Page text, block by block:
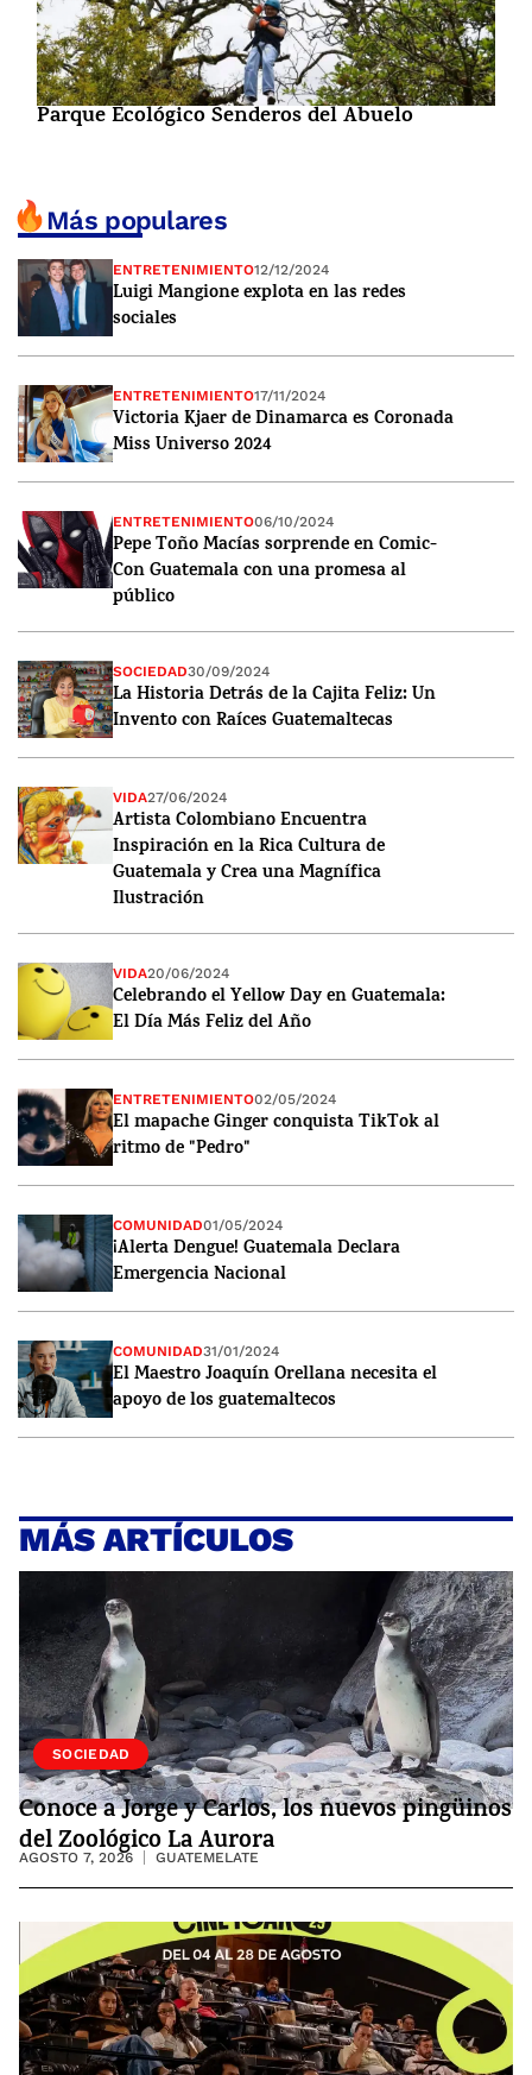
Parque Ecológico Senderos del Abuelo
Más populares
ENTRETENIMIENTO12/12/2024
Luigi Mangione explota en las redes
sociales
ENTRETENIMIENTO17/11/2024
Victoria Kjaer de Dinamarca es Coronada
Miss Universo 2024
ENTRETENIMIENTO06/10/2024
Pepe Toño Macías sorprende en Comic-
Con Guatemala con una promesa al
público
SOCIEDAD30/09/2024
La Historia Detrás de la Cajita Feliz: Un
Invento con Raíces Guatemaltecas
VIDA27/06/2024
Artista Colombiano Encuentra
Inspiración en la Rica Cultura de
Guatemala y Crea una Magnífica
Ilustración
VIDA20/06/2024
Celebrando el Yellow Day en Guatemala:
El Día Más Feliz del Año
ENTRETENIMIENTO02/05/2024
El mapache Ginger conquista TikTok al
ritmo de "Pedro"
COMUNIDAD01/05/2024
¡Alerta Dengue! Guatemala Declara
Emergencia Nacional
COMUNIDAD31/01/2024
El Maestro Joaquín Orellana necesita el
apoyo de los guatemaltecos
MÁS ARTÍCULOS
VIDA
SOCIEDAD
Conoce a Jorge y Carlos, los nuevos pingüinos
del Zoológico La Aurora
AGOSTO 7, 2026 GUATEMELATE